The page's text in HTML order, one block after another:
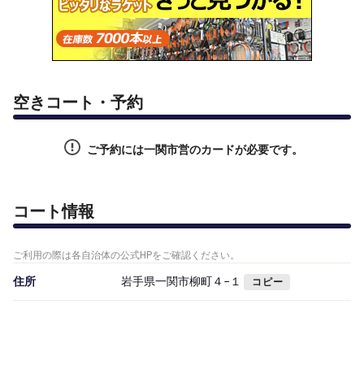
空きコート・予約
ご予約には一関市営のカードが必要です。
コート情報
ご利用の際は各自治体の公式HPをご確認ください。
住所 岩手県一関市柳町４−１ コピー